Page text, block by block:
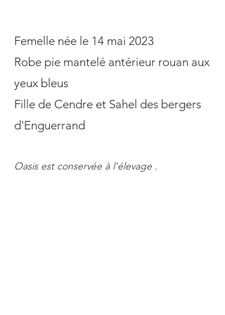
Femelle née le 14 mai 2023
Robe pie mantelé antérieur rouan aux
yeux bleus
Fille de Cendre et Sahel des bergers
d'Enguerrand
Oasis est conservée à l'élevage .